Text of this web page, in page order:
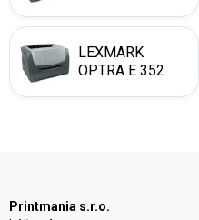
LEXMARK
OPTRA E 352
Printmania s.r.o.